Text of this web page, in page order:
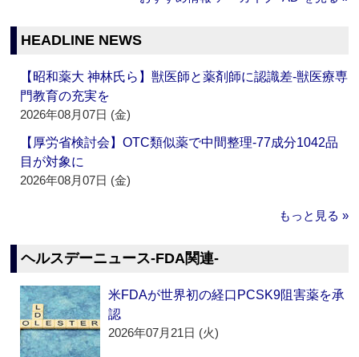
HEADLINE NEWS
【昭和薬大 神林氏ら】獣医師と薬剤師に認識差‐獣医療専
門教育の充実を
2026年08月07日 (金)
【厚労省検討会】OTC類似薬で中間整理‐77成分1042品
目が対象に
2026年08月07日 (金)
もっと見る »
ヘルスデーニュース‐FDA関連‐
米FDAが世界初の経口PCSK9阻害薬を承
認
2026年07月21日 (火)